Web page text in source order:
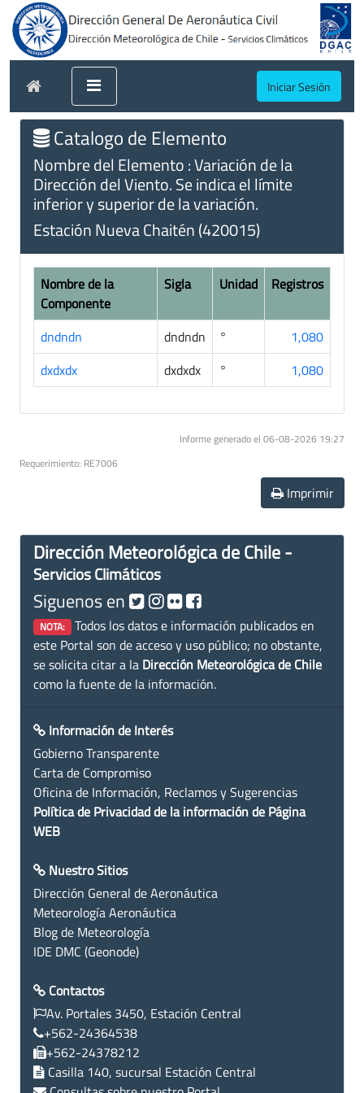
Iniciar Sesión
Catalogo de Elemento
Nombre del Elemento : Variación de la
Dirección del Viento. Se indica el límite
inferior y superior de la variación.
Estación Nueva Chaitén (420015)
Nombre de la
Componente
Sigla Unidad Registros
dndndn dndndn °
1,080
dxdxdx
dxdxdx ° 1,080
Informe generado el 06-08-2026 19:27
Requerimiento: RE7006
Imprimir
Dirección Meteorológica de Chile -
Servicios Climáticos
Siguenos en
NOTA: Todos los datos e información publicados en
este Portal son de acceso y uso público; no obstante,
se solicita citar a la Dirección Meteorológica de Chile
como la fuente de la información.
Información de Interés
Gobierno Transparente
Carta de Compromiso
Oficina de Información, Reclamos y Sugerencias
Política de Privacidad de la información de Página
WEB
Nuestro Sitios
Dirección General de Aeronáutica
Meteorología Aeronáutica
Blog de Meteorología
IDE DMC (Geonode)
Contactos
Av. Portales 3450, Estación Central
+562-24364538
+562-24378212
Casilla 140, sucursal Estación Central